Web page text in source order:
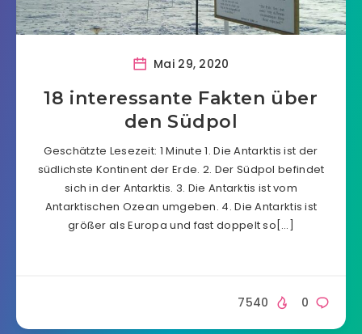
Mai 29, 2020
18 interessante Fakten über
den Südpol
Geschätzte Lesezeit: 1 Minute 1. Die Antarktis ist der
südlichste Kontinent der Erde. 2. Der Südpol befindet
sich in der Antarktis. 3. Die Antarktis ist vom
Antarktischen Ozean umgeben. 4. Die Antarktis ist
größer als Europa und fast doppelt so[…]
0
7540